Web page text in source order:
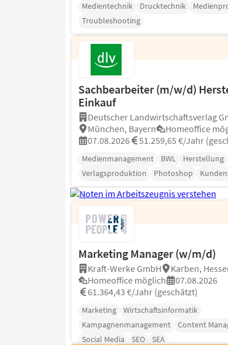
Medientechnik Drucktechnik
Troubleshooting
Sachbearbeiter (m/w/d)
Einkauf
Deutscher Landwirtschaftsverlag
München, Bayern
Homeoffice
07.08.2026
51.259,65 €/Jahr
Medienmanagement BWL Herstellung
Verlagsproduktion
Photoshop
Marketing Manager (w/m/d)
Kraft-Werke GmbH
Karben,
Homeoffice möglich
07.08.2026
61.364,43 €/Jahr (geschätzt)
Marketing
Wirtschaftsinformatik
Kampagnenmanagement
Content
Social Media
SEO SEA